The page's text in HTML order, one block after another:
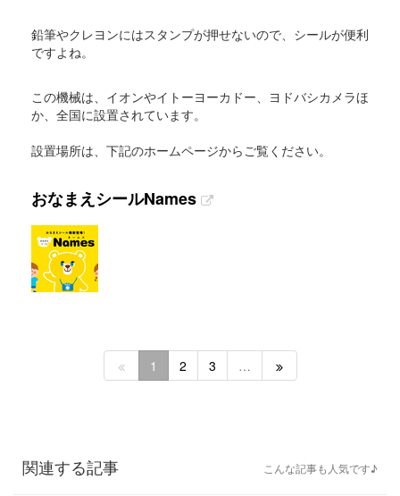
鉛筆やクレヨンにはスタンプが押せないので、シールが便利
ですよね。
この機械は、イオンやイトーヨーカドー、ヨドバシカメラほ
か、全国に設置されています。
設置場所は、下記のホームページからご覧ください。
おなまえシールNames
1 2 3 …
関連する記事 こんな記事も人気です♪